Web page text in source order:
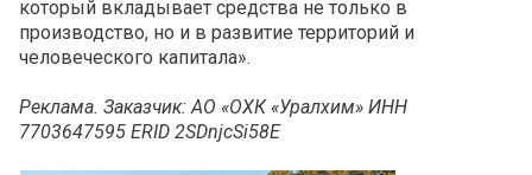
который вкладывает средства не только в
производство, но и в развитие территорий и
человеческого капитала».
Реклама. Заказчик: АО «ОХК «Уралхим» ИНН
7703647595 ERID 2SDnjcSi58E